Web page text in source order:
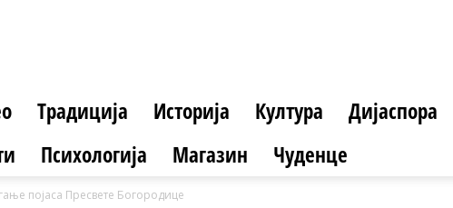
Традиција Историја Култура Дијаспора
Психологија Магазин Чуденце
појаса Пресвете Богородице